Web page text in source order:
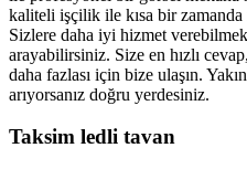
kaliteli işçilik ile kısa bir zamanda
Sizlere daha iyi hizmet
arayabilirsiniz. Size en hızlı
daha fazlası için bize ulaşın.
arıyorsanız doğru yerdesiniz.
Taksim ledli tavan